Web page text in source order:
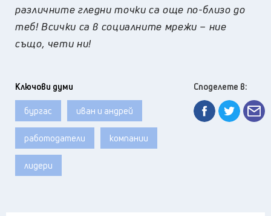
различните гледни точки са още по-близо до
теб! Всички са в социалните мрежи – ние
също, чети ни!
Ключови думи
бургас иван и андрей
работодатели компании
лидери
Споделете в: